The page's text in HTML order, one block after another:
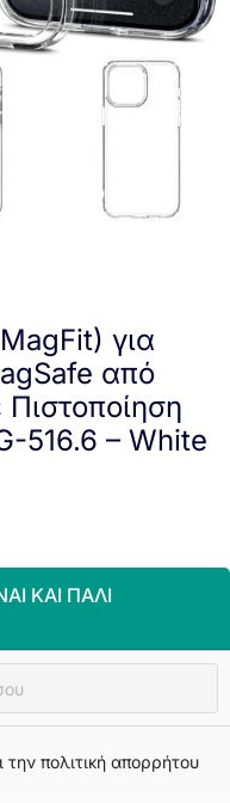
για
από
Πιστοποίηση
516.6 – White
ΚΑΙ ΠΆΛΙ
την πολιτική απορρήτου